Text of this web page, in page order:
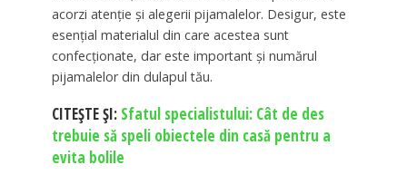
acorzi atenție și alegerii pijamalelor. Desigur, este
esențial materialul din care acestea sunt
confecționate, dar este important și numărul
pijamalelor din dulapul tău.
CITEȘTE ȘI: Sfatul specialistului: Cât de des
trebuie să speli obiectele din casă pentru a
evita bolile